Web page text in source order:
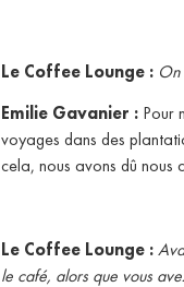
Le Coffee Lounge : On
Emilie Gavanier : Pour
voyages dans des
cela, nous avons dû nous
Le Coffee Lounge :
le café, alors que vous